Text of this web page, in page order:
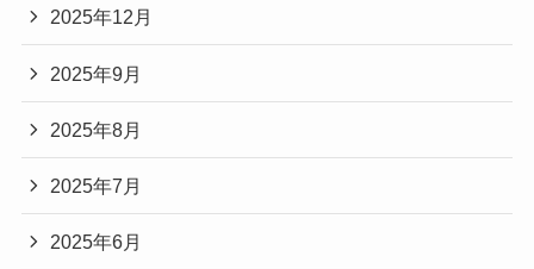
2025年12月
2025年9月
2025年8月
2025年7月
2025年6月